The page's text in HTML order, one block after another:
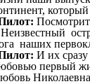
наших
И их
первый